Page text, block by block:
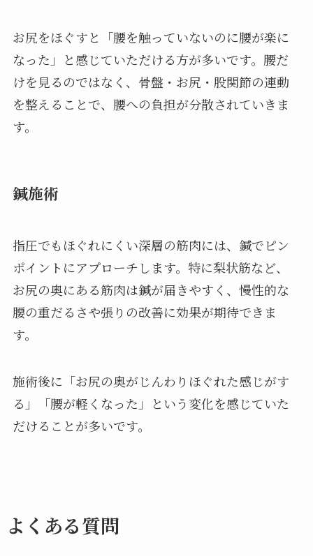
お尻をほぐすと「腰を触っていないのに腰が楽に
なった」と感じていただける方が多いです。腰だ
けを見るのではなく、骨盤・お尻・股関節の連動
を整えることで、腰への負担が分散されていきま
す。
鍼施術
指圧でもほぐれにくい深層の筋肉には、鍼でピン
ポイントにアプローチします。特に梨状筋など、
お尻の奥にある筋肉は鍼が届きやすく、慢性的な
腰の重だるさや張りの改善に効果が期待できま
す。
施術後に「お尻の奥がじんわりほぐれた感じがす
る」「腰が軽くなった」という変化を感じていた
だけることが多いです。
よくある質問